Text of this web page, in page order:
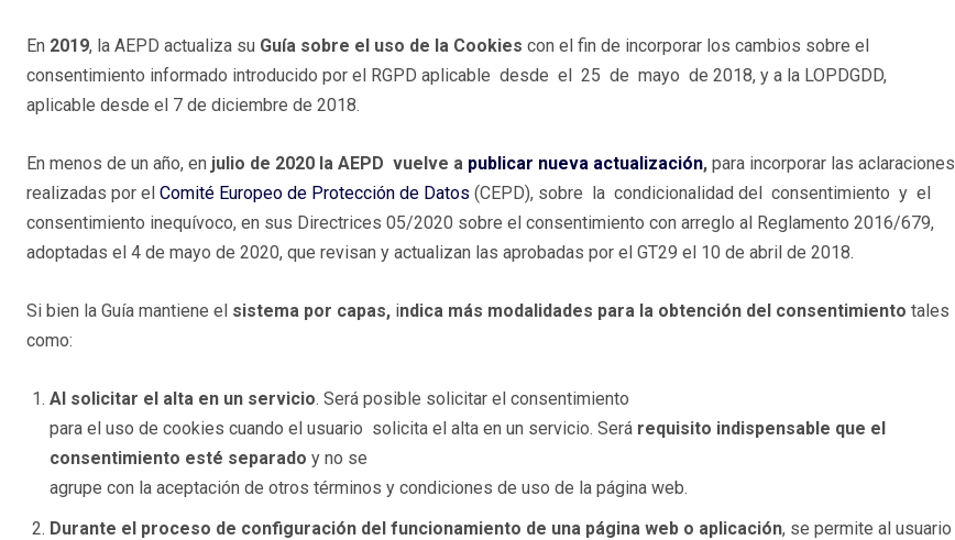
En 2019, la AEPD actualiza su Guía sobre el uso de la Cookies con el fin de incorporar los cambios sobre el
consentimiento informado introducido por el RGPD aplicable desde el 25 de mayo de 2018, y a la LOPDGDD,
aplicable desde el 7 de diciembre de 2018.
En menos de un año, en julio de 2020 la AEPD vuelve a publicar nueva actualización, para incorporar las aclaraciones
realizadas por el Comité Europeo de Protección de Datos (CEPD), sobre la condicionalidad del consentimiento y el
consentimiento inequívoco, en sus Directrices 05/2020 sobre el consentimiento con arreglo al Reglamento 2016/679,
adoptadas el 4 de mayo de 2020, que revisan y actualizan las aprobadas por el GT29 el 10 de abril de 2018.
Si bien la Guía mantiene el sistema por capas, indica más modalidades para la obtención del consentimiento tales
como:
Al solicitar el alta en un servicio. Será posible solicitar el consentimiento
para el uso de cookies cuando el usuario solicita el alta en un servicio. Será requisito indispensable que el
consentimiento esté separado y no se
agrupe con la aceptación de otros términos y condiciones de uso de la página web.
Durante el proceso de configuración del funcionamiento de una página web o aplicación, se permite al usuario